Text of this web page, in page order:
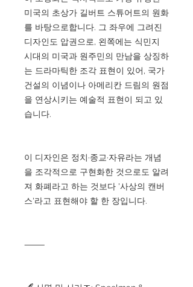
미국의 초상가 길버트 스튜어트의 원화
를 바탕으로합니다. 그 좌우에 그려진
디자인도 압권으로, 왼쪽에는 식민지
시대의 미국과 원주민의 만남을 상징하
는 드라마틱한 조각 표현이 있어, 국가
건설의 이념이나 아메리칸 드림의 원점
을 연상시키는 예술적 표현이 되고 있
습니다.
이 디자인은 정치·종교·자유라는 개념
을 조각적으로 구현화한 것으로도 알려
져 화폐라고 하는 것보다 '사상의 캔버
스'라고 표현해야 할 한 장입니다.
⸻